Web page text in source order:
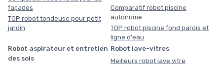
façades
TOP robot tondeuse pour petit
jardin
Comparatif robot piscine
autonome
TOP robot piscine fond parois et
ligne d'eau
Robot aspirateur et entretien
des sols
Robot lave-vitres
Meilleurs robot lave vitre